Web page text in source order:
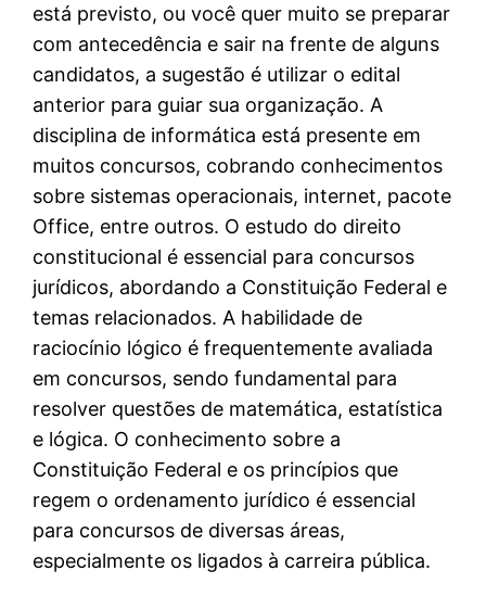
está previsto, ou você quer muito se preparar
com antecedência e sair na frente de alguns
candidatos, a sugestão é utilizar o edital
anterior para guiar sua organização. A
disciplina de informática está presente em
muitos concursos, cobrando conhecimentos
sobre sistemas operacionais, internet, pacote
Office, entre outros. O estudo do direito
constitucional é essencial para concursos
jurídicos, abordando a Constituição Federal e
temas relacionados. A habilidade de
raciocínio lógico é frequentemente avaliada
em concursos, sendo fundamental para
resolver questões de matemática, estatística
e lógica. O conhecimento sobre a
Constituição Federal e os princípios que
regem o ordenamento jurídico é essencial
para concursos de diversas áreas,
especialmente os ligados à carreira pública.